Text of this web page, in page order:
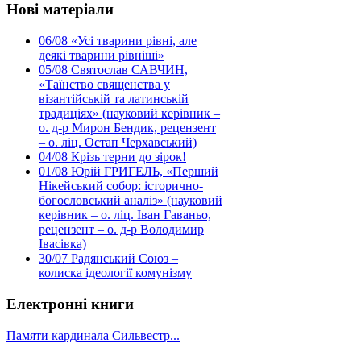
Нові матеріали
06/08 «Усі тварини рівні, але
деякі тварини рівніші»
05/08 Святослав САВЧИН,
«Таїнство священства у
візантійській та латинській
традиціях» (науковий керівник –
о. д-р Мирон Бендик, рецензент
– о. ліц. Остап Черхавський)
04/08 Крізь терни до зірок!
01/08 Юрій ГРИГЕЛЬ, «Перший
Нікейський собор: історично-
богословський аналіз» (науковий
керівник – о. ліц. Іван Гаваньо,
рецензент – о. д-р Володимир
Івасівка)
30/07 Радянський Союз –
колиска ідеології комунізму
Електронні книги
Памяти кардинала Сильвестр...